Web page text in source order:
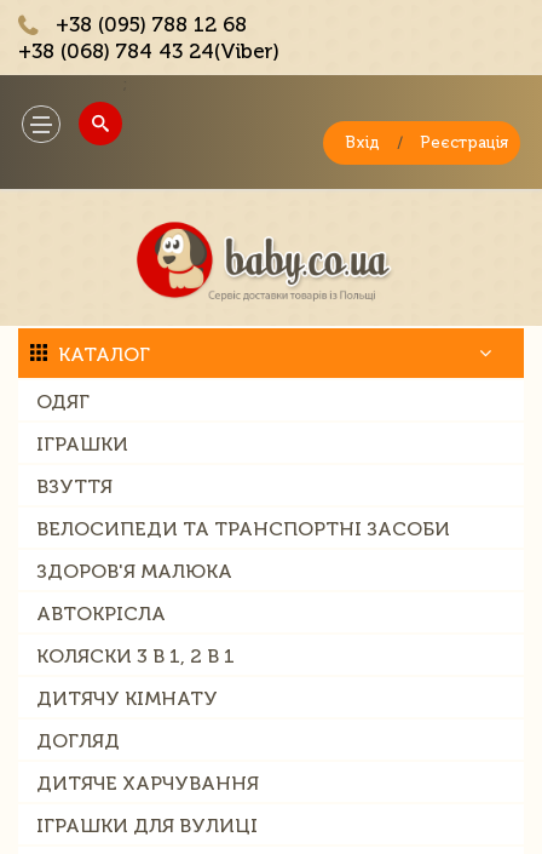
+38 (095) 788 12 68
+38 (068) 784 43 24(Viber)
Toggle
navigation
Вхід / Реєстрація
КАТАЛОГ
ОДЯГ
ІГРАШКИ
ВЗУТТЯ
ВЕЛОСИПЕДИ ТА ТРАНСПОРТНІ ЗАСОБИ
ЗДОРОВ'Я МАЛЮКА
АВТОКРІСЛА
КОЛЯСКИ 3 В 1, 2 В 1
ДИТЯЧУ КІМНАТУ
ДОГЛЯД
ДИТЯЧЕ ХАРЧУВАННЯ
ІГРАШКИ ДЛЯ ВУЛИЦІ